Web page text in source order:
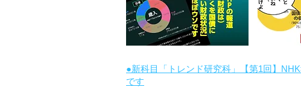
●新科目「トレンド研究科」【第1回】
です